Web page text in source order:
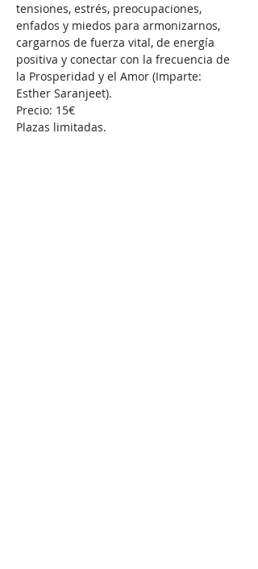
tensiones, estrés, preocupaciones,
enfados y miedos para armonizarnos,
cargarnos de fuerza vital, de energía
positiva y conectar con la frecuencia de
la Prosperidad y el Amor (Imparte:
Esther Saranjeet).
Precio: 15€
Plazas limitadas.